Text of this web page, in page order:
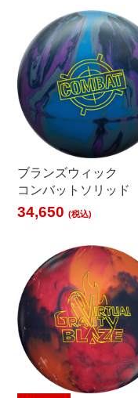
ブランズウィック
コンバットソリッド
34,650(税込)